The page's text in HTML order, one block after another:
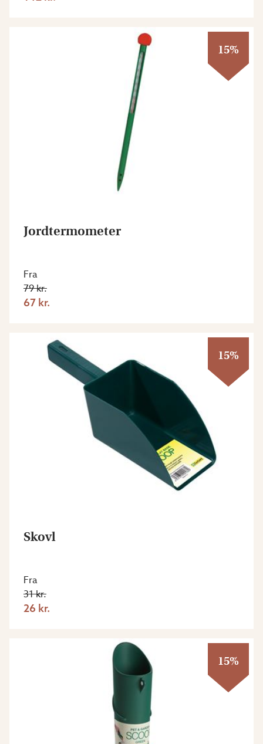
15%
Jordtermometer
Fra
79 kr.
67 kr.
15%
Skovl
Fra
31 kr.
26 kr.
15%